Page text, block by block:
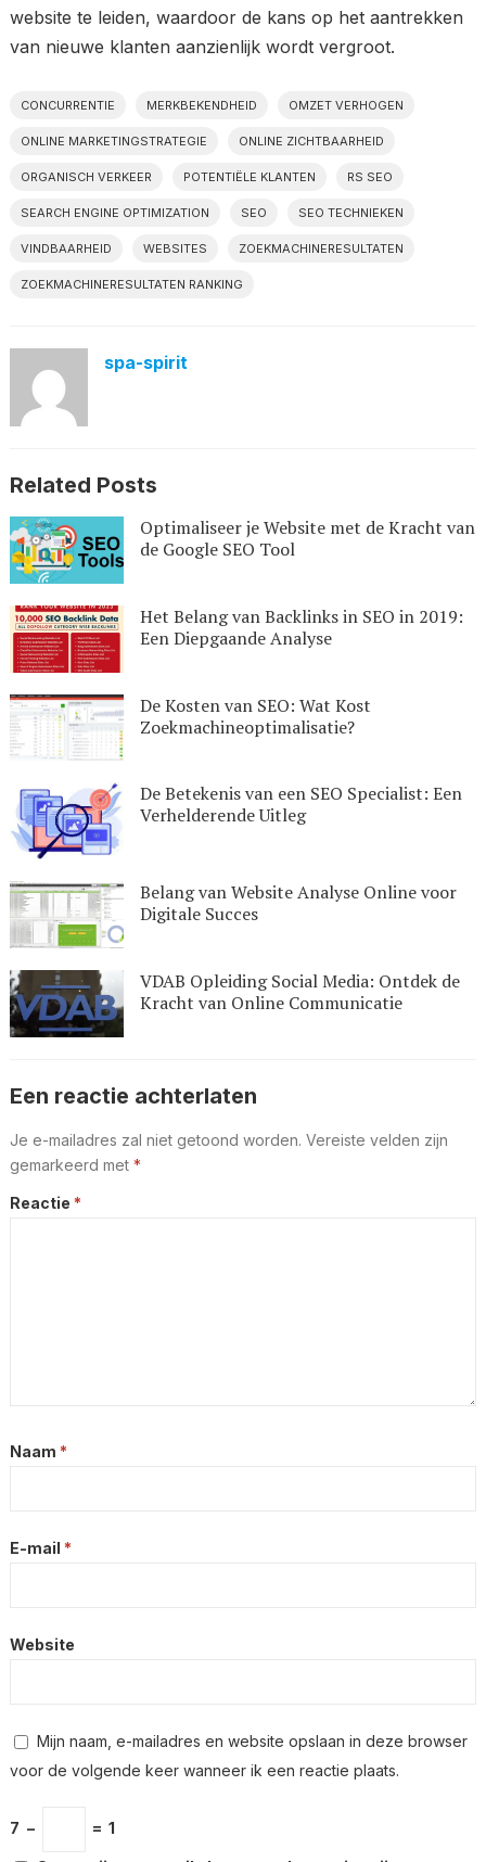
website te leiden, waardoor de kans op het aantrekken
van nieuwe klanten aanzienlijk wordt vergroot.
CONCURRENTIE MERKBEKENDHEID OMZET VERHOGEN
ONLINE MARKETINGSTRATEGIE ONLINE ZICHTBAARHEID
ORGANISCH VERKEER POTENTIËLE KLANTEN RS SEO
SEARCH ENGINE OPTIMIZATION SEO SEO TECHNIEKEN
VINDBAARHEID WEBSITES ZOEKMACHINERESULTATEN
ZOEKMACHINERESULTATEN RANKING
spa-spirit
Related Posts
Optimaliseer je Website met de Kracht van
de Google SEO Tool
Het Belang van Backlinks in SEO in 2019:
Een Diepgaande Analyse
De Kosten van SEO: Wat Kost
Zoekmachineoptimalisatie?
De Betekenis van een SEO Specialist: Een
Verhelderende Uitleg
Belang van Website Analyse Online voor
Digitale Succes
VDAB Opleiding Social Media: Ontdek de
Kracht van Online Communicatie
Een reactie achterlaten
Je e-mailadres zal niet getoond worden. Vereiste velden zijn
gemarkeerd met *
Reactie *
Naam *
E-mail *
Website
Mijn naam, e-mailadres en website opslaan in deze browser
voor de volgende keer wanneer ik een reactie plaats.
7 − = 1